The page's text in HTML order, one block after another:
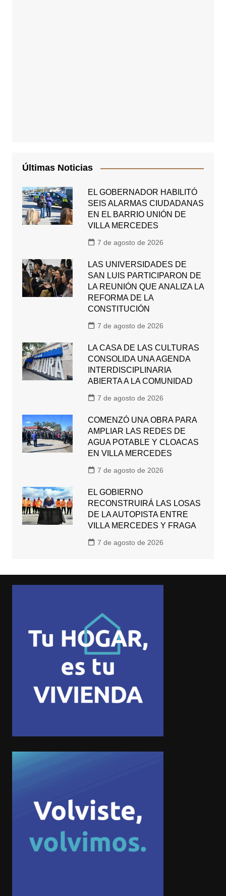
Últimas Noticias
EL GOBERNADOR HABILITÓ
SEIS ALARMAS CIUDADANAS
EN EL BARRIO UNIÓN DE
VILLA MERCEDES
7 de agosto de 2026
LAS UNIVERSIDADES DE
SAN LUIS PARTICIPARON DE
LA REUNIÓN QUE ANALIZA LA
REFORMA DE LA
CONSTITUCIÓN
7 de agosto de 2026
LA CASA DE LAS CULTURAS
CONSOLIDA UNA AGENDA
INTERDISCIPLINARIA
ABIERTA A LA COMUNIDAD
7 de agosto de 2026
COMENZÓ UNA OBRA PARA
AMPLIAR LAS REDES DE
AGUA POTABLE Y CLOACAS
EN VILLA MERCEDES
7 de agosto de 2026
EL GOBIERNO
RECONSTRUIRÁ LAS LOSAS
DE LA AUTOPISTA ENTRE
VILLA MERCEDES Y FRAGA
7 de agosto de 2026